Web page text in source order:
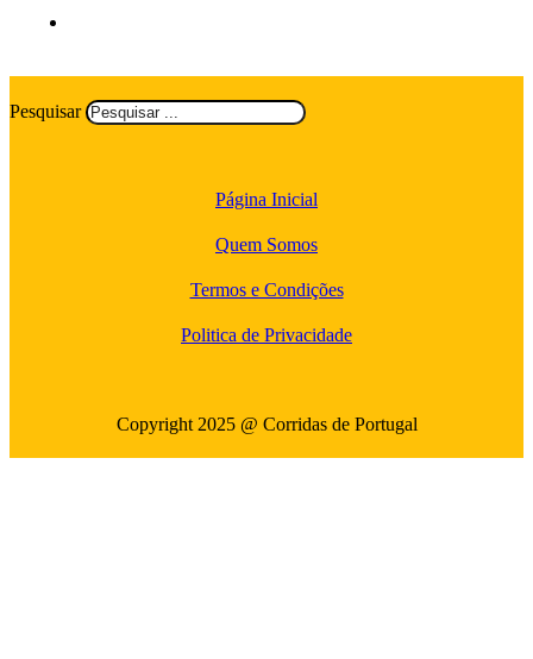
Pesquisar
Página Inicial
Quem Somos
Termos e Condições
Politica de Privacidade
Copyright 2025 @ Corridas de Portugal